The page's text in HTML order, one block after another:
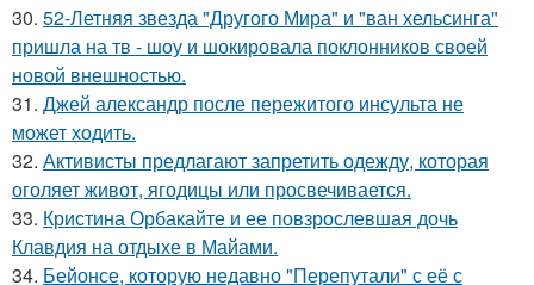
30. 52-Летняя звезда "Другого Мира" и "ван хельсинга"
пришла на тв - шоу и шокировала поклонников своей
новой внешностью.
31. Джей александр после пережитого инсульта не
может ходить.
32. Активисты предлагают запретить одежду, которая
оголяет живот, ягодицы или просвечивается.
33. Кристина Орбакайте и ее повзрослевшая дочь
Клавдия на отдыхе в Майами.
34. Бейонсе, которую недавно "Перепутали" с её с